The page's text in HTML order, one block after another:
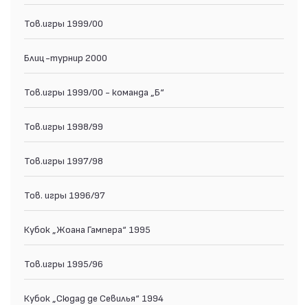
Тов.игры 1999/00
Блиц-турнир 2000
Тов.игры 1999/00 - команда „Б“
Тов.игры 1998/99
Тов.игры 1997/98
Тов. игры 1996/97
Кубок „Жоана Гампера“ 1995
Тов.игры 1995/96
Кубок „Сюдад де Севилья“ 1994